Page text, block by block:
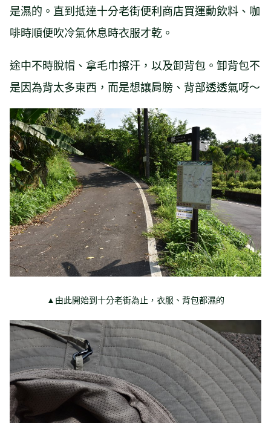
是濕的。直到抵達十分老街便利商店買運動飲料、咖
啡時順便吹冷氣休息時衣服才乾。
途中不時脫帽、拿毛巾擦汗，以及卸背包。卸背包不
是因為背太多東西，而是想讓肩膀、背部透透氣呀～
▲由此開始到十分老街為止，衣服、背包都濕的